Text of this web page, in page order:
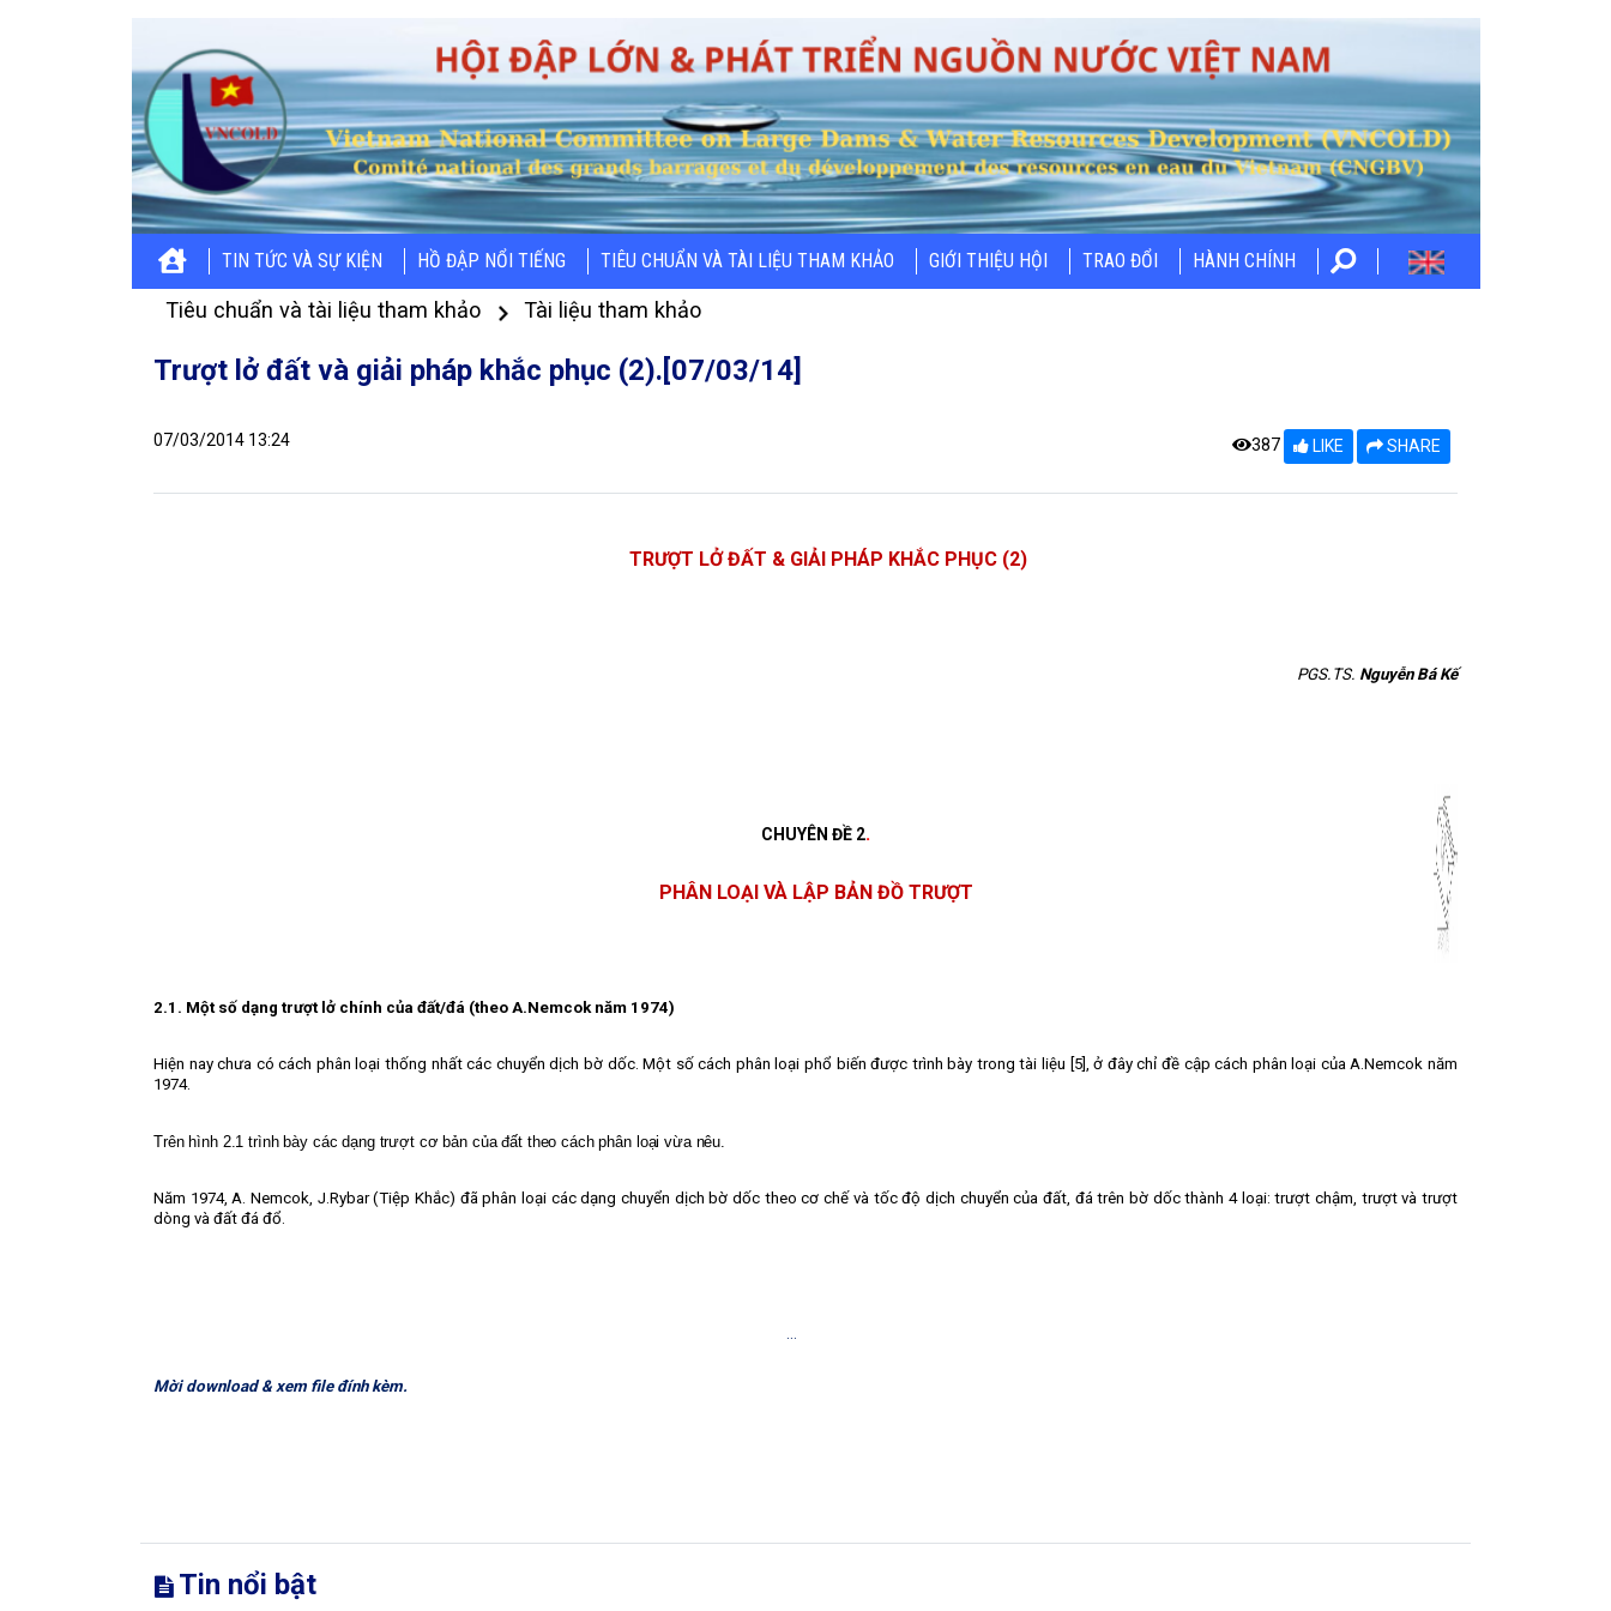
TIN TỨC VÀ SỰ KIỆN HỒ ĐẬP NỔI TIẾNG TIÊU CHUẨN VÀ TÀI LIỆU THAM KHẢO GIỚI THIỆU HỘI TRAO ĐỔI HÀNH CHÍNH
Tiêu chuẩn và tài liệu tham khảo Tài liệu tham khảo
Trượt lở đất và giải pháp khắc phục (2).[07/03/14]
07/03/2014 13:24 387 LIKE SHARE
TRƯỢT LỞ ĐẤT & GIẢI PHÁP KHẮC PHỤC (2)
PGS.TS. Nguyễn Bá Kế
CHUYÊN ĐỀ 2.
PHÂN LOẠI VÀ LẬP BẢN ĐỒ TRƯỢT
2.1. Một số dạng trượt lở chính của đất/đá (theo A.Nemcok năm 1974)
Hiện nay chưa có cách phân loại thống nhất các chuyển dịch bờ dốc. Một số cách phân loại phổ biến được trình bày trong tài liệu [5], ở đây chỉ đề cập cách phân loại của A.Nemcok năm
1974.
Trên hình 2.1 trình bày các dạng trượt cơ bản của đất theo cách phân loại vừa nêu.
Năm 1974, A. Nemcok, J.Rybar (Tiệp Khắc) đã phân loại các dạng chuyển dịch bờ dốc theo cơ chế và tốc độ dịch chuyển của đất, đá trên bờ dốc thành 4 loại: trượt chậm, trượt và trượt
dòng và đất đá đổ.
Mời download & xem file đính kèm.
Tin nổi bật